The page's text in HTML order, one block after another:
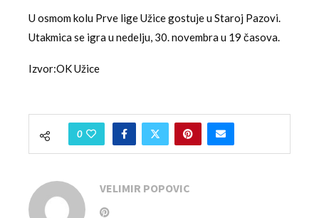
U osmom kolu Prve lige Užice gostuje u Staroj Pazovi.
Utakmica se igra u nedelju, 30. novembra u 19 časova.
Izvor:OK Užice
0
VELIMIR POPOVIC